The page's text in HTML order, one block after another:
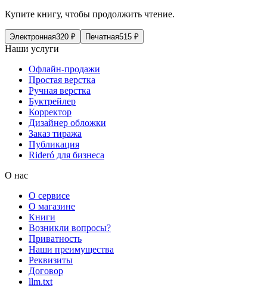
Купите книгу, чтобы продолжить чтение.
Электронная320 ₽ Печатная515 ₽
Наши услуги
Офлайн-продажи
Простая верстка
Ручная верстка
Буктрейлер
Корректор
Дизайнер обложки
Заказ тиража
Публикация
Rideró для бизнеса
О нас
О сервисе
О магазине
Книги
Возникли вопросы?
Приватность
Наши преимущества
Реквизиты
Договор
llm.txt